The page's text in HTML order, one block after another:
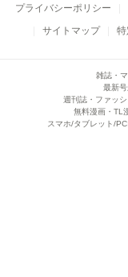
プライバシーポリシー
サイトマップ
雑誌・
最新
週刊誌・ファッ
無料漫画・TL
スマホ/タブレット/